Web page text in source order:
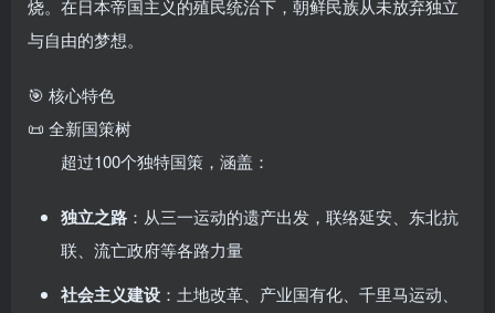
烧。在日本帝国主义的殖民统治下， 朝鲜民族从未放弃独立
与自由的梦想。
🎯 核心特色
📜 全新国策树
超过100个独特国策，涵盖：
独立之路 ：从三一运动的遗产出发，联络延安、东北抗
联、流亡政府等各路力量
社会主义建设 ：土地改革、产业国有化、千里马运动、